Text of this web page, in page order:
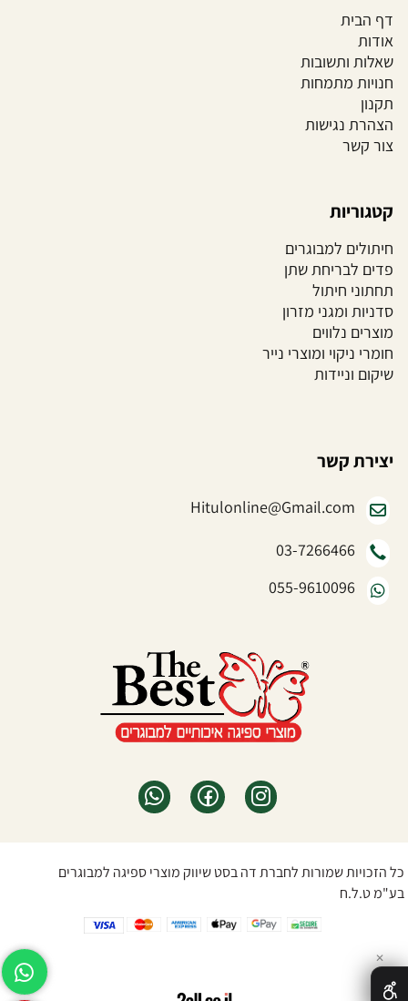
דף הבית
אודות
שאלות ותשובות
חנויות מתמחות
תקנון
הצהרת נגישות
צור קשר
קטגוריות
חיתולים למבוגרים
פדים לבריחת שתן
תחתוני חיתול
סדניות ומגני מזרון
מוצרים נלווים
חומרי ניקוי ומוצרי נייר
שיקום וניידות
יצירת קשר
Hitulonline@Gmail.com
03-7266466
055-9610096
כל הזכויות שמורות לחברת דה בסט שיווק מוצרי ספיגה למבוגרים
בע"מ ט.ל.ח
✕